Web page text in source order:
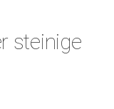
steinige